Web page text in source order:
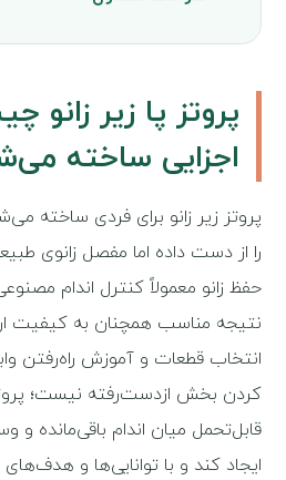
پروتز پا زیر زانو
اجزایی ساخته
پروتز زیر زانو برای فردی ساخته
را از دست داده اما مفصل زانوی
حفظ زانو معمولاً کنترل اندام
نتیجه مناسب همچنان به کیفیت
انتخاب قطعات و آموزش راه‌رفتن
کردن بخش ازدست‌رفته نیست؛
قابل‌تحمل میان اندام باقی‌مانده و
ایجاد کند و با توانایی‌ها و